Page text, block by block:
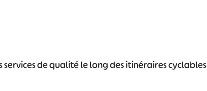
de qualité le long des itinéraires cyclables